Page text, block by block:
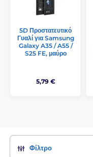
5D Προστατευτικό
Γυαλί για Samsung
Galaxy A35 / A55 /
S25 FE, μαύρο
5,79 €
Φίλτρο